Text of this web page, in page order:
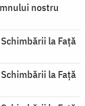
nostru
la Faţă
la Faţă